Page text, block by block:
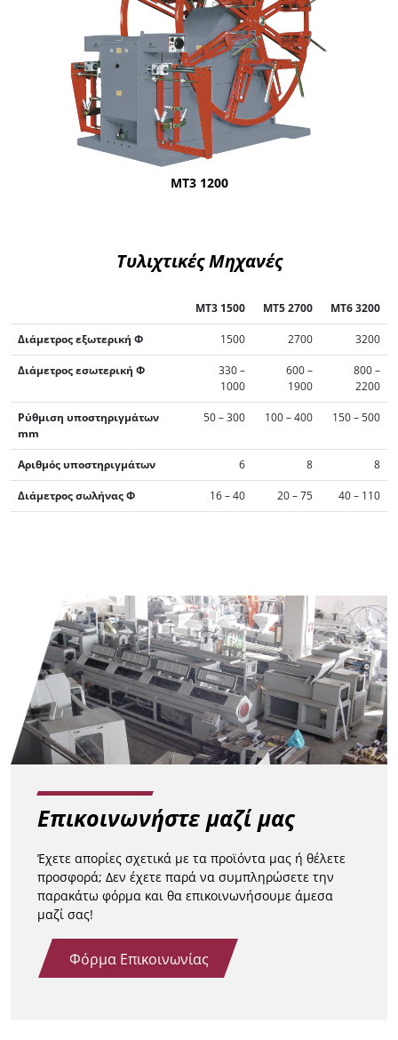
Τυλιχτικές Μηχανές
MT3 1500 MT5 2700 MT6 3200
Διάμετρος εξωτερική Φ 1500 2700 3200
Διάμετρος εσωτερική Φ
330 –
1000
600 –
1900
800 –
2200
Ρύθμιση υποστηριγμάτων
mm
50 – 300 100 – 400 150 – 500
Αριθμός υποστηριγμάτων 6 8 8
Διάμετρος σωλήνας Φ 16 – 40 20 – 75 40 – 110
MT3 1200
Επικοινωνήστε μαζί μας
Έχετε απορίες σχετικά με τα προϊόντα μας ή θέλετε
προσφορά; Δεν έχετε παρά να συμπληρώσετε την
παρακάτω φόρμα και θα επικοινωνήσουμε άμεσα
μαζί σας!
Φόρμα Επικοινωνίας